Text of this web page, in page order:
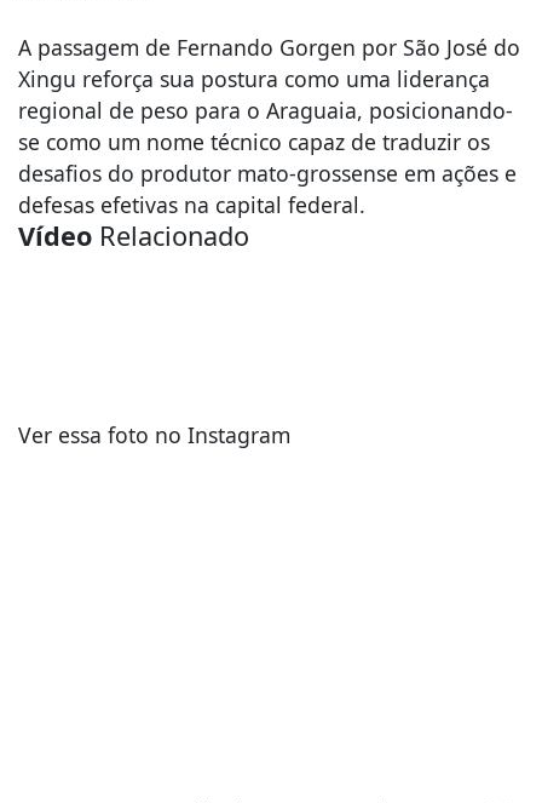
​A passagem de Fernando Gorgen por São José do
Xingu reforça sua postura como uma liderança
regional de peso para o Araguaia, posicionando-
se como um nome técnico capaz de traduzir os
desafios do produtor mato-grossense em ações e
defesas efetivas na capital federal.
Vídeo Relacionado
Ver essa foto no Instagram